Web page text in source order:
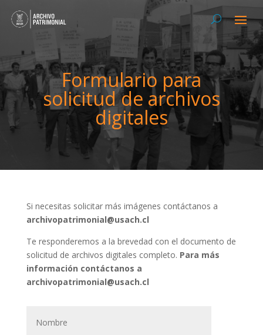
Formulario para
solicitud de archivos
digitales
Si necesitas solicitar más imágenes contáctanos a
archivopatrimonial@usach.cl
Te responderemos a la brevedad con el documento de
solicitud de archivos digitales completo. Para más
información contáctanos a
archivopatrimonial@usach.cl